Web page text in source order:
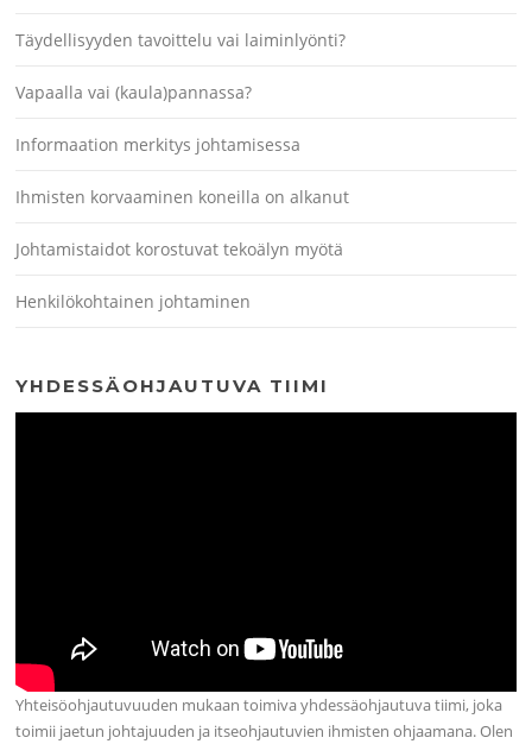
Täydellisyyden tavoittelu vai laiminlyönti?
Vapaalla vai (kaula)pannassa?
Informaation merkitys johtamisessa
Ihmisten korvaaminen koneilla on alkanut
Johtamistaidot korostuvat tekoälyn myötä
Henkilökohtainen johtaminen
YHDESSÄOHJAUTUVA TIIMI
Yhteisöohjautuvuuden mukaan toimiva yhdessäohjautuva tiimi, joka
toimii jaetun johtajuuden ja itseohjautuvien ihmisten ohjaamana. Olen